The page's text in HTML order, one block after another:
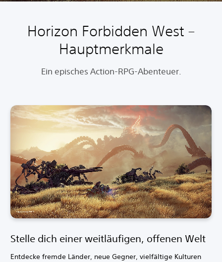
Horizon Forbidden West –
Hauptmerkmale
Ein episches Action-RPG-Abenteuer.
Stelle dich einer weitläufigen, offenen Welt
Entdecke fremde Länder, neue Gegner, vielfältige Kulturen